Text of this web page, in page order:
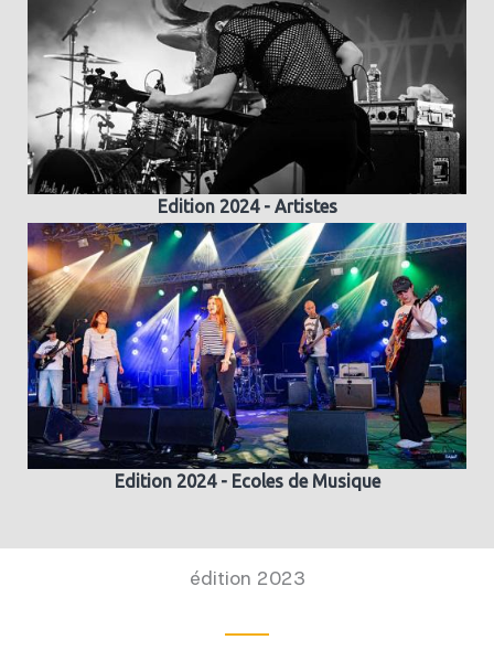
Edition 2024 - Artistes
Edition 2024 - Ecoles de Musique
édition 2023